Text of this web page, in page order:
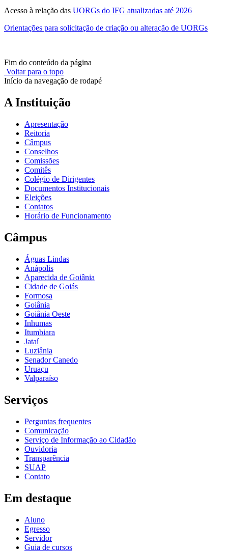
Acesso à relação das UORGs do IFG atualizadas até 2026
Orientações para solicitação de criação ou alteração de UORGs
Fim do conteúdo da página
Voltar para o topo
Início da navegação de rodapé
A Instituição
Apresentação
Reitoria
Câmpus
Conselhos
Comissões
Comitês
Colégio de Dirigentes
Documentos Institucionais
Eleições
Contatos
Horário de Funcionamento
Câmpus
Águas Lindas
Anápolis
Aparecida de Goiânia
Cidade de Goiás
Formosa
Goiânia
Goiânia Oeste
Inhumas
Itumbiara
Jataí
Luziânia
Senador Canedo
Uruaçu
Valparaíso
Serviços
Perguntas frequentes
Comunicação
Serviço de Informação ao Cidadão
Ouvidoria
Transparência
SUAP
Contato
Em destaque
Aluno
Egresso
Servidor
Guia de cursos